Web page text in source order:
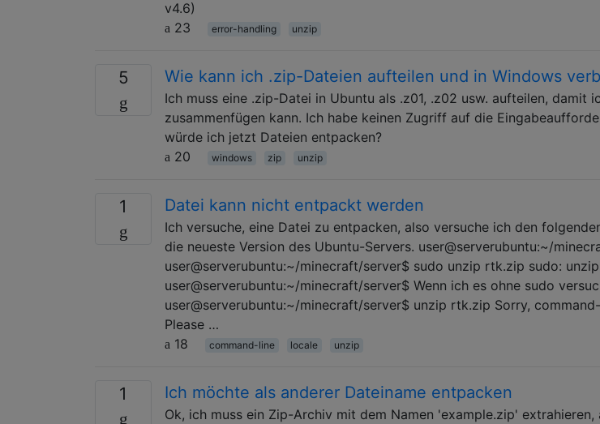
v4.6)
23
error-handling unzip
5 Wie kann ich .zip-Dateien aufteilen und in Windows
Ich muss eine .zip-Datei in Ubuntu als .z01, .z02 usw. aufteilen, damit
zusammenfügen kann. Ich habe keinen Zugriff auf die
würde ich jetzt Dateien entpacken?
20
windows zip unzip
1 Datei kann nicht entpackt werden
Ich versuche, eine Datei zu entpacken, also versuche ich den
die neueste Version des Ubuntu-Servers. user@serverubuntu:~/
user@serverubuntu:~/minecraft/server$ sudo unzip rtk.zip sudo:
user@serverubuntu:~/minecraft/server$ Wenn ich es ohne sudo
user@serverubuntu:~/minecraft/server$ unzip rtk.zip Sorry,
Please …
18
command-line locale unzip
1 Ich möchte als anderer Dateiname entpacken
Ok, ich muss ein Zip-Archiv mit dem Namen 'example.zip'